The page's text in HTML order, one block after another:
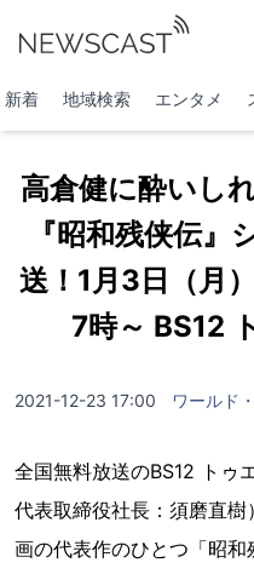
新着 地域検索 エンタメ
高倉健に酔いし
『昭和残侠伝
送！1月3日（月
7時～ BS12
2021-12-23 17:00 ワールド
全国無料放送のBS12 トゥ
代表取締役社長：須磨直
画の代表作のひとつ「昭